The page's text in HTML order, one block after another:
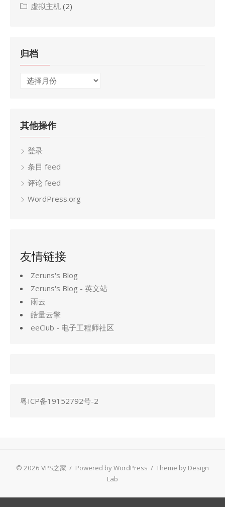
虚拟主机 (2)
归档
归
其他操作
登录
条目 feed
评论 feed
WordPress.org
友情链接
Zeruns's Blog
Zeruns's Blog - 英文站
雨云
皓量云擎
eeClub - 电子工程师社区
粤ICP备19152792号-2
© 2026 VPS之家 / Powered by WordPress / Theme by Design
Lab